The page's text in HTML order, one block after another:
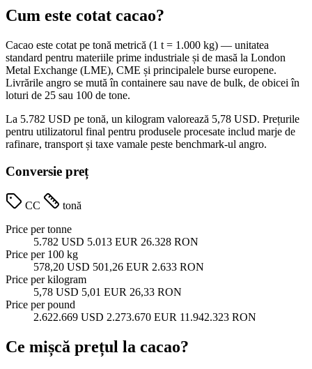
Cum este cotat cacao?
Cacao este cotat pe tonă metrică (1 t = 1.000 kg) — unitatea
standard pentru materiile prime industriale și de masă la London
Metal Exchange (LME), CME și principalele burse europene.
Livrările angro se mută în containere sau nave de bulk, de obicei în
loturi de 25 sau 100 de tone.
La 5.782 USD pe tonă, un kilogram valorează 5,78 USD. Prețurile
pentru utilizatorul final pentru produsele procesate includ marje de
rafinare, transport și taxe vamale peste benchmark-ul angro.
Conversie preț
CC
tonă
Price per tonne
5.782 USD 5.013 EUR 26.328 RON
Price per 100 kg
578,20 USD 501,26 EUR 2.633 RON
Price per kilogram
5,78 USD 5,01 EUR 26,33 RON
Price per pound
2.622.669 USD 2.273.670 EUR 11.942.323 RON
Ce mișcă prețul la cacao?